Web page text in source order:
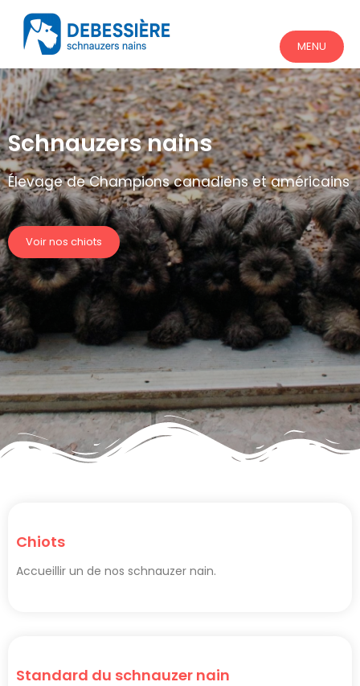
MENU
Schnauzers nains
Élevage de Champions canadiens et américains
Voir nos chiots
Chiots
Accueillir un de nos schnauzer nain.
Standard du schnauzer nain